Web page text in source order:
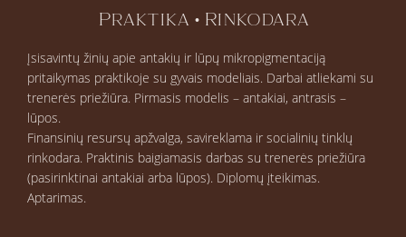
Praktika • Rinkodara
Įsisavintų žinių apie antakių ir lūpų mikropigmentaciją
pritaikymas praktikoje su gyvais modeliais. Darbai atliekami su
trenerės priežiūra. Pirmasis modelis – antakiai, antrasis –
lūpos.
Finansinių resursų apžvalga, savireklama ir socialinių tinklų
rinkodara. Praktinis baigiamasis darbas su trenerės priežiūra
(pasirinktinai antakiai arba lūpos). Diplomų įteikimas.
Aptarimas.